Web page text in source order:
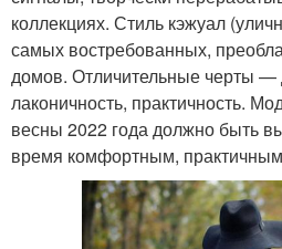
коллекциях. Стиль кэжуал
самых востребованных,
домов. Отличительные черты —
лаконичность, практичность.
весны 2022 года должно быть
время комфортным,